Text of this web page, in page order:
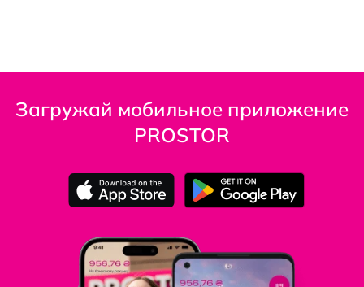
Загружай мобильное приложение
PROSTOR